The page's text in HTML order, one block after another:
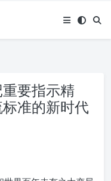
要指示精
准的新时代